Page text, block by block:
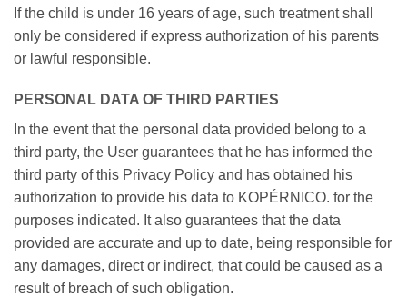
If the child is under 16 years of age, such treatment shall
only be considered if express authorization of his parents
or lawful responsible.
PERSONAL DATA OF THIRD PARTIES
In the event that the personal data provided belong to a
third party, the User guarantees that he has informed the
third party of this Privacy Policy and has obtained his
authorization to provide his data to KOPÉRNICO. for the
purposes indicated. It also guarantees that the data
provided are accurate and up to date, being responsible for
any damages, direct or indirect, that could be caused as a
result of breach of such obligation.